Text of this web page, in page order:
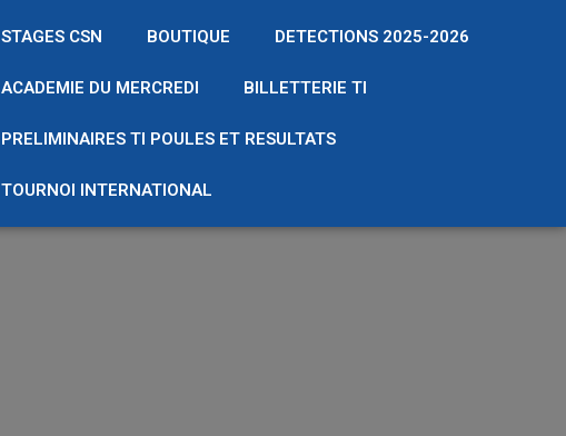
STAGES CSN BOUTIQUE DETECTIONS 2025-2026
ACADEMIE DU MERCREDI BILLETTERIE TI
PRELIMINAIRES TI POULES ET RESULTATS
TOURNOI INTERNATIONAL